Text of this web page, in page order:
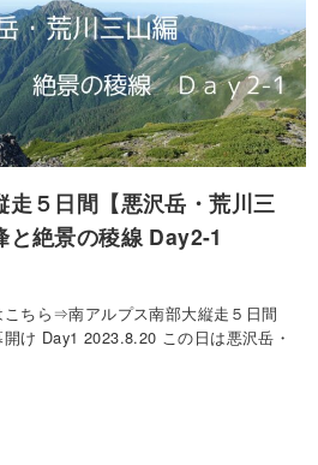
５日間【悪沢岳・荒川三
と絶景の稜線 Day2-1
ちら⇒南アルプス南部大縦走５日間
開け Day1 2023.8.20 この日は悪沢岳・